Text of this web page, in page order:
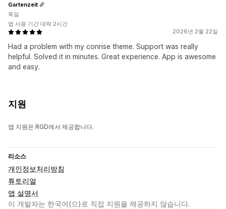
2026년 2월 22일
Had a problem with my conrise theme. Support was really
helpful. Solved it in minutes. Great experience. App is awesome
and easy.
Gartenzeit
독일
앱 사용 기간 대략 2시간
지원
앱 지원은 RGD에서 제공합니다.
리소스
개인정보처리방침
튜토리얼
앱 설명서
이 개발자는 한국어(으)로 직접 지원을 제공하지 않습니다.